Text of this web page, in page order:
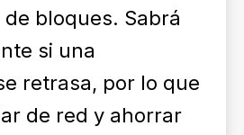
bloques. Sabrá
si una
retrasa, por lo que
de red y ahorrar